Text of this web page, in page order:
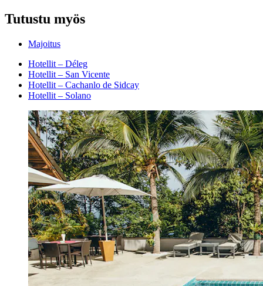
Tutustu myös
Majoitus
Hotellit – Déleg
Hotellit – San Vicente
Hotellit – Cachanlo de Sidcay
Hotellit – Solano